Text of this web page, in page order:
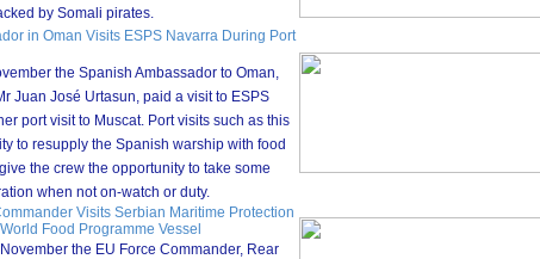
by Somali pirates.
in Oman Visits ESPS Navarra During Port
the Spanish Ambassador to Oman,
Juan José Urtasun, paid a visit to ESPS
port visit to Muscat. Port visits such as this
to resupply the Spanish warship with food
the crew the opportunity to take some
when not on-watch or duty.
Visits Serbian Maritime Protection
Food Programme Vessel
the EU Force Commander, Rear